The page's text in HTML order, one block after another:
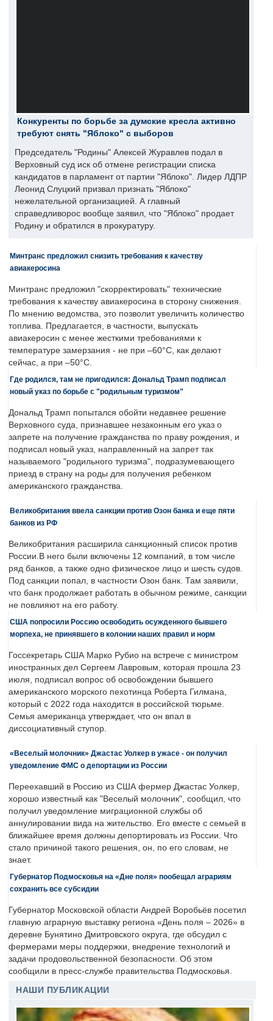
Конкуренты по борьбе за думские кресла активно
требуют снять "Яблоко" с выборов
Председатель "Родины" Алексей Журавлев подал в
Верховный суд иск об отмене регистрации списка
кандидатов в парламент от партии "Яблоко". Лидер ЛДПР
Леонид Слуцкий призвал признать "Яблоко"
нежелательной организацией. А главный
справедливорос вообще заявил, что "Яблоко" продает
Родину и обратился в прокуратуру.
Минтранс предложил снизить требования к качеству
авиакеросина
Минтранс предложил "скорректировать" технические
требования к качеству авиакеросина в сторону снижения.
По мнению ведомства, это позволит увеличить количество
топлива. Предлагается, в частности, выпускать
авиакеросин с менее жесткими требованиями к
температуре замерзания - не при –60°C, как делают
сейчас, а при –50°C.
Где родился, там не пригодился: Дональд Трамп подписал
новый указ по борьбе с "родильным туризмом"
Дональд Трамп попытался обойти недавнее решение
Верховного суда, признавшее незаконным его указ о
запрете на получение гражданства по праву рождения, и
подписал новый указ, направленный на запрет так
называемого "родильного туризма", подразумевающего
приезд в страну на роды для получения ребенком
американского гражданства.
Великобритания ввела санкции против Озон банка и еще пяти
банков из РФ
Великобритания расширила санкционный список против
России.В него были включены 12 компаний, в том числе
ряд банков, а также одно физическое лицо и шесть судов.
Под санкции попал, в частности Озон банк. Там заявили,
что банк продолжает работать в обычном режиме, санкции
не повлияют на его работу.
США попросили Россию освободить осужденного бывшего
морпеха, не принявшего в колонии наших правил и норм
Госсекретарь США Марко Рубио на встрече с министром
иностранных дел Сергеем Лавровым, которая прошла 23
июля, подписал вопрос об освобождении бывшего
американского морского пехотинца Роберта Гилмана,
который с 2022 года находится в российской тюрьме.
Семья американца утверждает, что он впал в
диссоциативный ступор.
«Веселый молочник» Джастас Уолкер в ужасе - он получил
уведомление ФМС о депортации из России
Переехавший в Россию из США фермер Джастас Уолкер,
хорошо известный как "Веселый молочник", сообщил, что
получил уведомление миграционной службы об
аннулировании вида на жительство. Его вместе с семьей в
ближайшее время должны депортировать из России. Что
стало причиной такого решения, он, по его словам, не
знает.
Губернатор Подмосковья на «Дне поля» пообещал аграриям
сохранить все субсидии
Губернатор Московской области Андрей Воробьёв посетил
главную аграрную выставку региона «День поля – 2026» в
деревне Бунятино Дмитровского округа, где обсудил с
фермерами меры поддержки, внедрение технологий и
задачи продовольственной безопасности. Об этом
сообщили в пресс-службе правительства Подмосковья.
НАШИ ПУБЛИКАЦИИ